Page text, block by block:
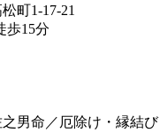
町1-17-21
歩15分
男命／厄除け・縁結び